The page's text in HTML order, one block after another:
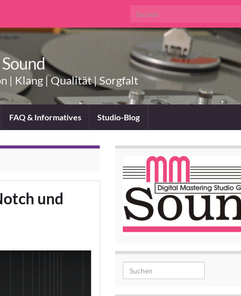
Search for:
| Klang | Qualität | Sorgfalt
FAQ & Informatives Studio-Blog
und
Search for: